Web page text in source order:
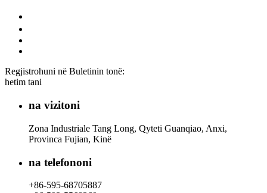
Regjistrohuni në Buletinin tonë:
hetim tani
na vizitoni
Zona Industriale Tang Long, Qyteti Guanqiao, Anxi,
Provinca Fujian, Kinë
na telefononi
+86-595-68705887